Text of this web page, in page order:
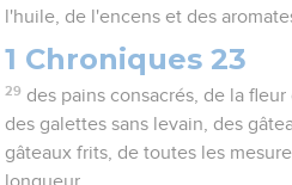
l'huile, de l'encens et des
1 Chroniques 23
29 des pains consacrés, de la
des galettes sans levain, des
gâteaux frits, de toutes les